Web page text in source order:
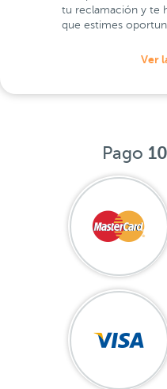
tu reclamación y te
que estimes
Ver
Pago